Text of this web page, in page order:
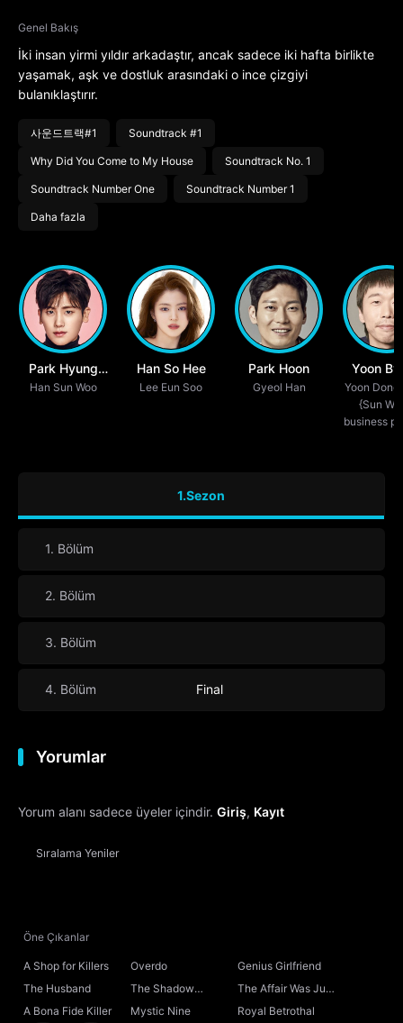
Genel Bakış
İki insan yirmi yıldır arkadaştır, ancak sadece iki hafta birlikte
yaşamak, aşk ve dostluk arasındaki o ince çizgiyi
bulanıklaştırır.
사운드트랙#1 Soundtrack #1
Why Did You Come to My House Soundtrack No. 1
Soundtrack Number One Soundtrack Number 1
Daha fazla
Park Hyung
Sik
Han Sun Woo
Han So Hee
Lee Eun Soo
Park Hoon
Gyeol Han
Yoon
Hee
Yoon Dong
{Sun
business
1.Sezon
1. Bölüm
2. Bölüm
3. Bölüm
4. Bölüm Final
Yorumlar
Yorum alanı sadece üyeler içindir. Giriş, Kayıt
Sıralama Yeniler
Öne Çıkanlar
A Shop for Killers Overdo
Genius Girlfriend
The Husband
The Shadow
Sovereign
The Affair Was Just
the Beginning
A Bona Fide Killer Mystic Nine Royal Betrothal